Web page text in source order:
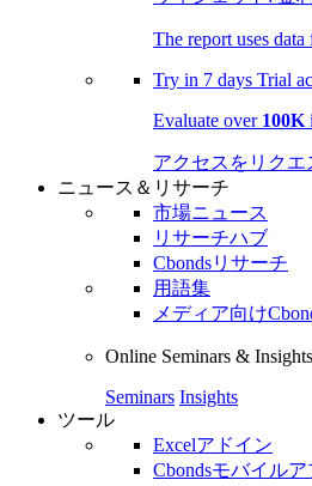
The report uses
Try in 7 days Trial
Evaluate over 100K
アクセスをリクエ
ニュース＆リサーチ
市場ニュース
リサーチハブ
Cbondsリサーチ
用語集
メディア向け
Online Seminars & Insights
Seminars Insights
ツール
Excelアドイン
Cbondsモバイルア